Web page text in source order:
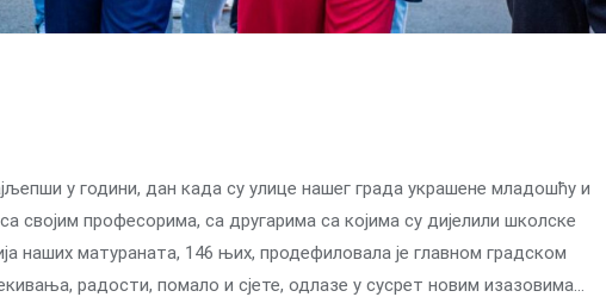
у години, дан када су улице нашег града украшене младошћу и
својим професорима, са другарима са којима су дијелили школске
наших матураната, 146 њих, продефиловалa је главном градском
радости, помало и сјете, одлазе у сусрет новим изазовима…